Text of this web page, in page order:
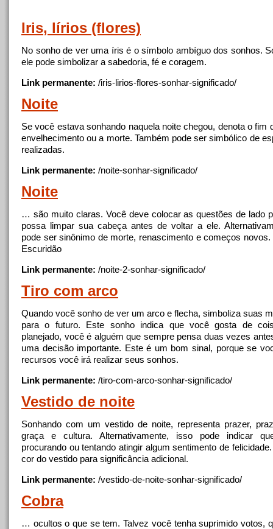
Iris, lírios (flores)
No sonho de ver uma íris é o símbolo ambíguo dos sonhos.
ele pode simbolizar a sabedoria, fé e coragem.
Link permanente: /iris-lirios-flores-sonhar-significado/
Noite
Se você estava sonhando naquela noitechegou, denota o fim
envelhecimento oua morte. Também pode ser simbólico de
realizadas.
Link permanente: /noite-sonhar-significado/
Noite
… são muito claras. Você deve colocar as questões de lado
possa limpar sua cabeça antes de voltar a ele.
pode ser sinônimo de morte, renascimento e começos novos.
Escuridão
Link permanente: /noite-2-sonhar-significado/
Tiro com arco
Quando você sonho de ver um arco e flecha, simboliza suas
para o futuro. Este sonho indica que você gosta de
planejado, você é alguém que sempre pensa duas vezes
uma decisão importante. Este é um bom sinal, porque se
recursos você irá realizar seus sonhos.
Link permanente: /tiro-com-arco-sonhar-significado/
Vestido de noite
Sonhando com um vestido de noite, representa prazer,
graça e cultura. Alternativamente, isso pode indicar
procurando ou tentando atingir algum sentimento de
cor do vestido para significância adicional.
Link permanente: /vestido-de-noite-sonhar-significado/
Cobra
… ocultos o que se tem. Talvez você tenha suprimido votos,